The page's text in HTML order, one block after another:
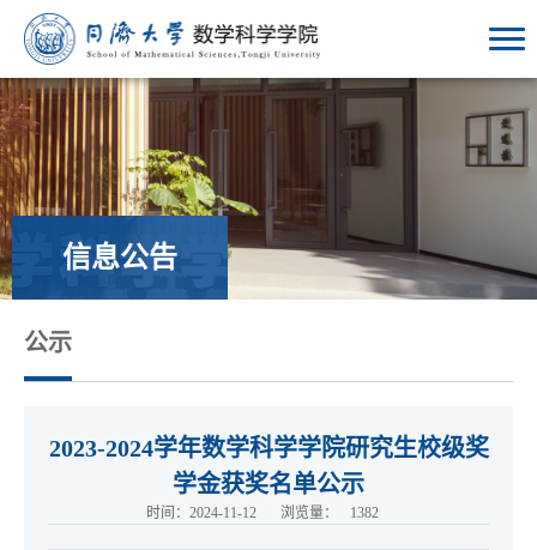
信息公告
公示
2023-2024学年数学科学学院研究生校级奖
学金获奖名单公示
时间：2024-11-12 浏览量： 1382